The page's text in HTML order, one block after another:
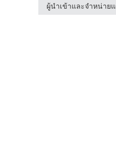
ผู้นำเข้าและจำหน่าย